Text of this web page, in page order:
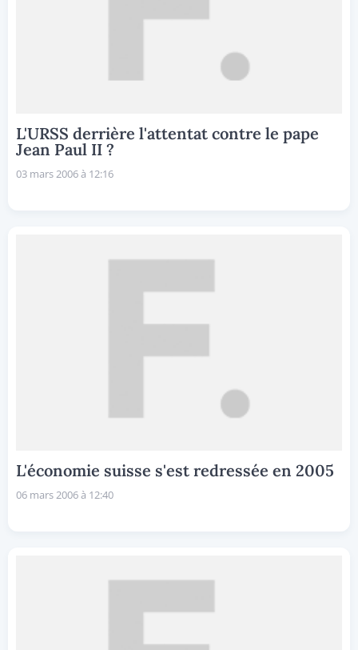
L'URSS derrière l'attentat contre le pape
Jean Paul II ?
03 mars 2006 à 12:16
L'économie suisse s'est redressée en 2005
06 mars 2006 à 12:40